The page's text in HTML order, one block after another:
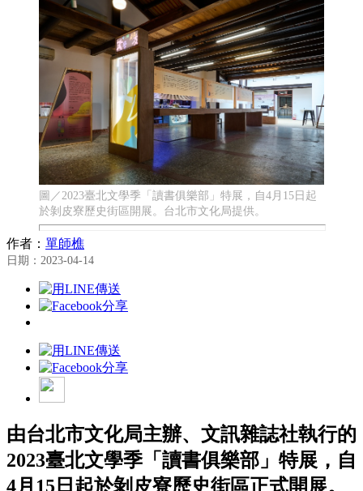
圖／2023臺北文學季「讀書俱樂部」特展，自4月15日起
於剝皮寮歷史街區開展。台北市文化局提供。
作者： 單師樵
日期：2023-04-14
由台北市文化局主辦、文訊雜誌社執行的
2023臺北文學季「讀書俱樂部」特展，自
4月15日起於剝皮寮歷史街區正式開展。